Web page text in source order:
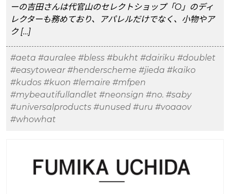
ーの吉田さんは代官山のセレクトショップ「O」のディ
レクターも務めており、アパレルだけでなく、小物やア
ク […]
#aeta #auralee #bless #bukht #dairiku #doublet
#easytowear #henderscheme #jieda #kaiko
#kudos #kuon #lemaire #mfpen
#mybeautifullandlet #neonsign #no. #saby
#universalproducts #unused #uru #voaaov
#whowhat